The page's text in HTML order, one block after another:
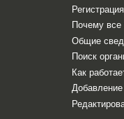
Регистрация
Почему все
Общие
Поиск
Как
Добавление